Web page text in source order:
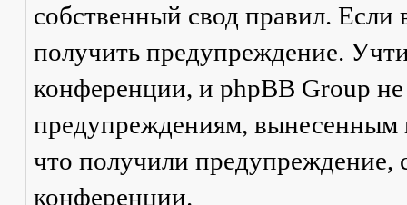
собственный свод правил.
получить предупреждение.
конференции, и phpBB Group
предупреждениям, вынесенным
что получили предупреждение,
конференции.